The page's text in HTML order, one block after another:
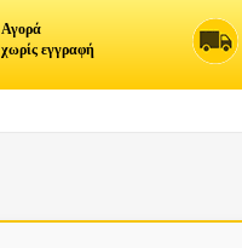
Αγορά
χωρίς εγγραφή